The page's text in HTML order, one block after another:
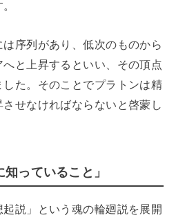
序列があり、低次のものから
と上昇するといい、その頂点
た。そのことでプラトンは精
せなければならないと啓蒙し
知っていること」
説」という魂の輪廻説を展開